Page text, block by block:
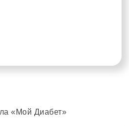
«Мой Диабет»